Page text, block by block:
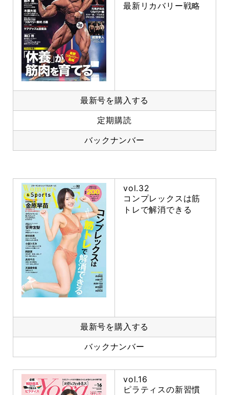
最新リカバリー戦略
最新号を購入する
定期購読
バックナンバー
vol.32
コンプレックスは筋
トレで解消できる
最新号を購入する
バックナンバー
vol.16
ピラティスの新習慣